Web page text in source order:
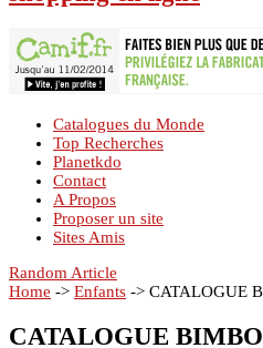
Catalogues du Monde
Top Recherches
Planetkdo
Contact
A Propos
Proposer un site
Sites Amis
Random Article
Home -> Enfants -> CATALOGUE
CATALOGUE